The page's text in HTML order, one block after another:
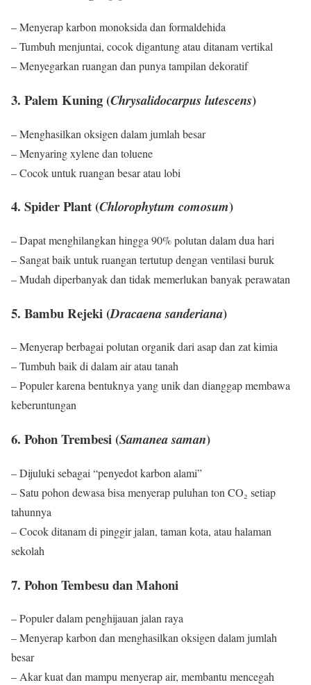
– Menyerap karbon monoksida dan formaldehida
– Tumbuh menjuntai, cocok digantung atau ditanam vertikal
– Menyegarkan ruangan dan punya tampilan dekoratif
3. Palem Kuning (Chrysalidocarpus lutescens)
– Menghasilkan oksigen dalam jumlah besar
– Menyaring xylene dan toluene
– Cocok untuk ruangan besar atau lobi
4. Spider Plant (Chlorophytum comosum)
– Dapat menghilangkan hingga 90% polutan dalam dua hari
– Sangat baik untuk ruangan tertutup dengan ventilasi buruk
– Mudah diperbanyak dan tidak memerlukan banyak perawatan
5. Bambu Rejeki (Dracaena sanderiana)
– Menyerap berbagai polutan organik dari asap dan zat kimia
– Tumbuh baik di dalam air atau tanah
– Populer karena bentuknya yang unik dan dianggap membawa
keberuntungan
6. Pohon Trembesi (Samanea saman)
– Dijuluki sebagai “penyedot karbon alami”
– Satu pohon dewasa bisa menyerap puluhan ton CO₂ setiap
tahunnya
– Cocok ditanam di pinggir jalan, taman kota, atau halaman
sekolah
7. Pohon Tembesu dan Mahoni
– Populer dalam penghijauan jalan raya
– Menyerap karbon dan menghasilkan oksigen dalam jumlah
besar
– Akar kuat dan mampu menyerap air, membantu mencegah